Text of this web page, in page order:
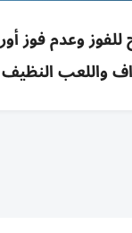
يونيو بهيوستن؛
واللعب النظيف